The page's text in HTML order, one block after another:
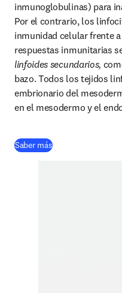
inmunoglobulinas) para
Por el contrario, los
inmunidad celular frente
respuestas inmunitarias
linfoides secundarios,
bazo. Todos los tejidos
embrionario del
en el mesodermo y el
Saber más(